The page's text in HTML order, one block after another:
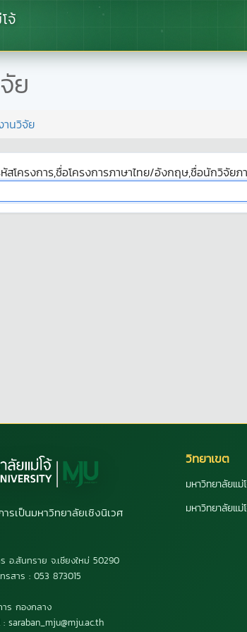
จ้
ย
านวิจัย
สโครงการ,ชื่อโครงการภาษาไทย/อังกฤษ,ชื่อนักวิจัย
รเป็นมหาวิทยาลัยเชิงนิเวศ
อ.สันทราย จ.เชียงใหม่ 50290
สาร : 053 873015
าร กองกลาง
saraban_mju@mju.ac.th
วิทยาเขต
มหาวิทยาลัยแ
มหาวิทยาลัยแ